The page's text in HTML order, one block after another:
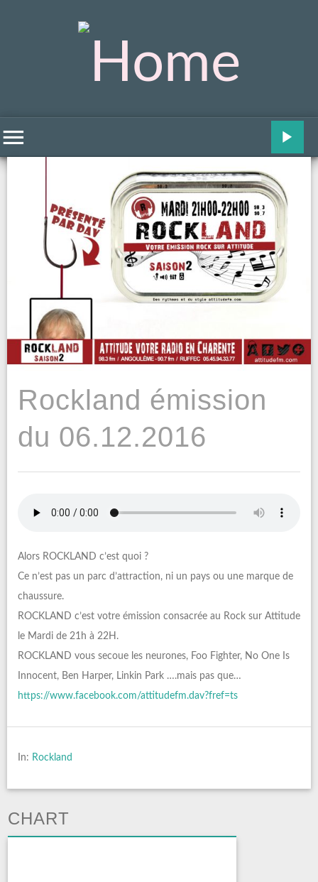
Rockland émission
du 06.12.2016
Alors ROCKLAND c’est quoi ?
Ce n’est pas un parc d’attraction, ni un pays ou une marque de
chaussure.
ROCKLAND c’est votre émission consacrée au Rock sur Attitude
le Mardi de 21h à 22H.
ROCKLAND vous secoue les neurones, Foo Fighter, No One Is
Innocent, Ben Harper, Linkin Park ….mais pas que…
https://www.facebook.com/attitudefm.dav?fref=ts
In: Rockland
CHART